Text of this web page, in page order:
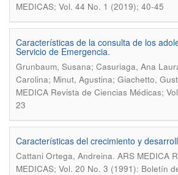
MEDICAS; Vol. 44 No. 1 (2019); 40-45
Características de la consulta de los
Servicio de Emergencia.
Grunbaum, Susana; Casuriaga, Ana
Carolina; Minut, Agustina; Giachetto,
MEDICA Revista de Ciencias Médicas;
23
Características del crecimiento y
Cattani Ortega, Andreina. ARS MEDICA
MEDICAS; Vol. 20 No. 3 (1991): Boletín